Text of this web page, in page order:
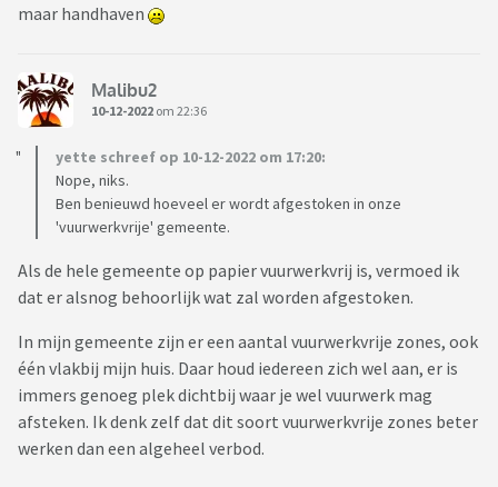
maar handhaven
Malibu2
10-12-2022 om 22:36
yette schreef op 10-12-2022 om 17:20:
Nope, niks.
Ben benieuwd hoeveel er wordt afgestoken in onze
'vuurwerkvrije' gemeente.
Als de hele gemeente op papier vuurwerkvrij is, vermoed ik
dat er alsnog behoorlijk wat zal worden afgestoken.
In mijn gemeente zijn er een aantal vuurwerkvrije zones, ook
één vlakbij mijn huis. Daar houd iedereen zich wel aan, er is
immers genoeg plek dichtbij waar je wel vuurwerk mag
afsteken. Ik denk zelf dat dit soort vuurwerkvrije zones beter
werken dan een algeheel verbod.